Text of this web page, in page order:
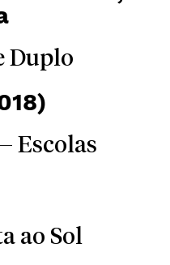
Duplo
Escolas
ao Sol